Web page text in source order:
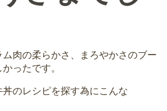
肉の柔らかさ、まろやかさのブー
ったです。
のレシピを探す為にこんな